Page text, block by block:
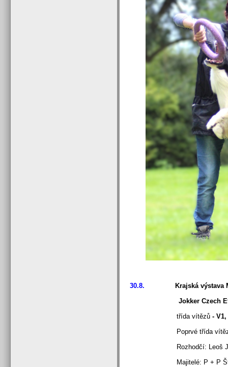
30.8.
Krajská výstava
Jokker Czech
třída vítězů -
Poprvé třída
Rozhodčí: Leoš
Majitelé: P + P